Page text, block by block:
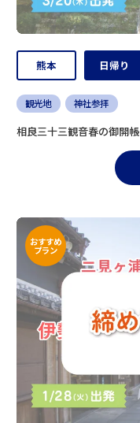
熊本 日帰り
観光地 神社参拝
相良三十三観音春の御開帳
おすすめ
プラン